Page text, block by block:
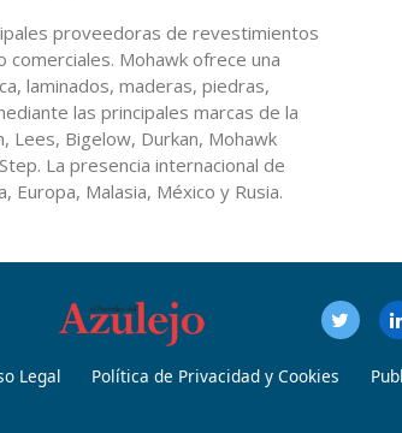
proveedoras de revestimientos
Mohawk ofrece una
laminados, maderas, piedras,
las principales marcas de la
Lees, Bigelow, Durkan, Mohawk
La presencia internacional de
Europa, Malasia, México y Rusia.
Legal Política de Privacidad y Cookies